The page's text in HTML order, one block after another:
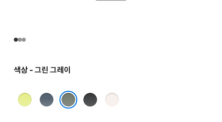
색상 - 그린 그레이
네온
앵커
블랙
라이트